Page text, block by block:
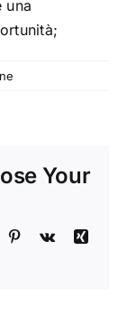
una
Your
Pinterest
Vk
Xing